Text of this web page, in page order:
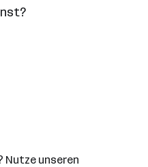
Nutze unseren